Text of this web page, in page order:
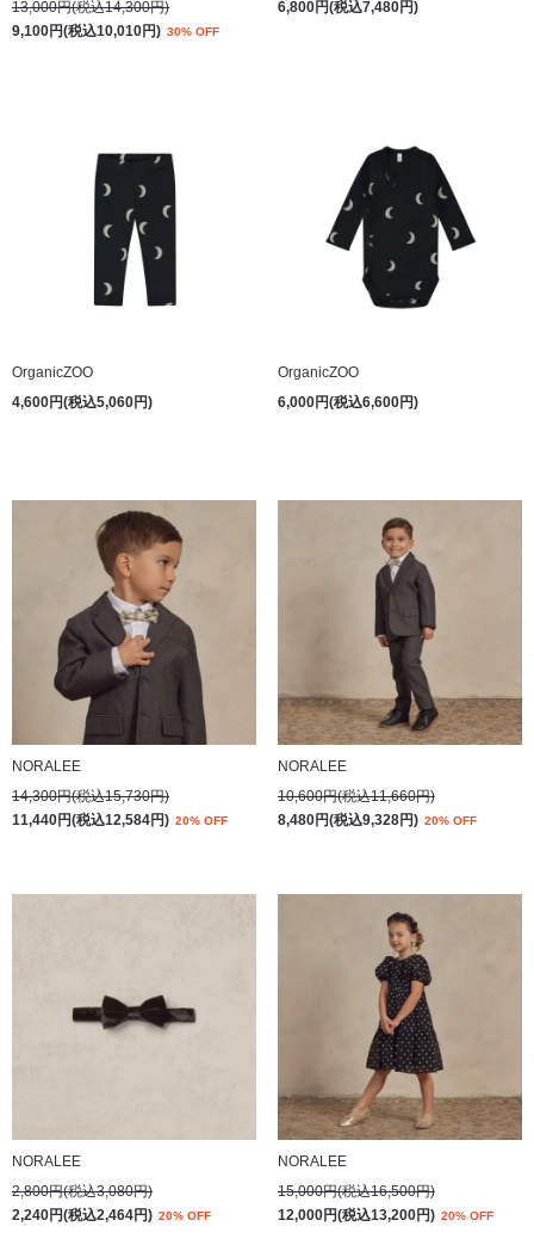
13,000円(税込14,300円)
9,100円(税込10,010円) 30% OFF
6,800円(税込7,480円)
OrganicZOO
4,600円(税込5,060円)
OrganicZOO
6,000円(税込6,600円)
NORALEE
14,300円(税込15,730円)
11,440円(税込12,584円) 20% OFF
NORALEE
10,600円(税込11,660円)
8,480円(税込9,328円) 20% OFF
NORALEE
2,800円(税込3,080円)
2,240円(税込2,464円) 20% OFF
NORALEE
15,000円(税込16,500円)
12,000円(税込13,200円) 20% OFF